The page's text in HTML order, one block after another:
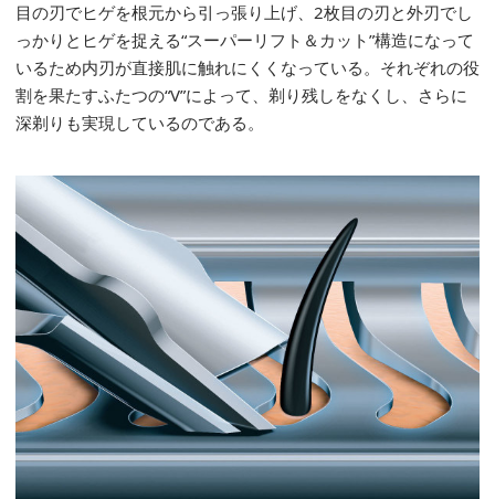
目の刃でヒゲを根元から引っ張り上げ、2枚目の刃と外刃でし
っかりとヒゲを捉える“スーパーリフト＆カット”構造になって
いるため内刃が直接肌に触れにくくなっている。それぞれの役
割を果たすふたつの“V”によって、剃り残しをなくし、さらに
深剃りも実現しているのである。